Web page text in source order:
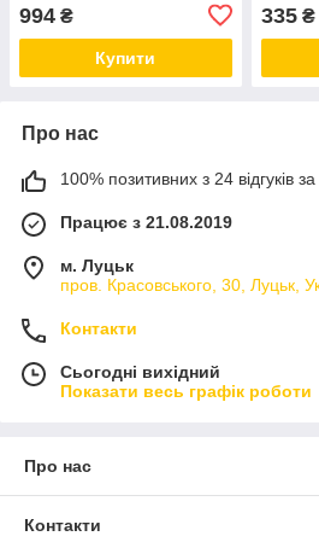
994 ₴
Купити
335₴
Про нас
100% позитивних з 24 відгуків за
Працює з 21.08.2019
м. Луцьк
пров. Красовського, 30, Луцьк,
Контакти
Сьогодні вихідний
Показати весь графік роботи
Про нас
Контакти